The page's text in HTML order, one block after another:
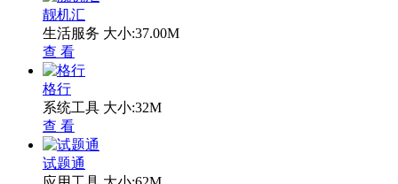
靓机汇
生活服务 大小:37.00M
查 看
格行
系统工具 大小:32M
查 看
试题通